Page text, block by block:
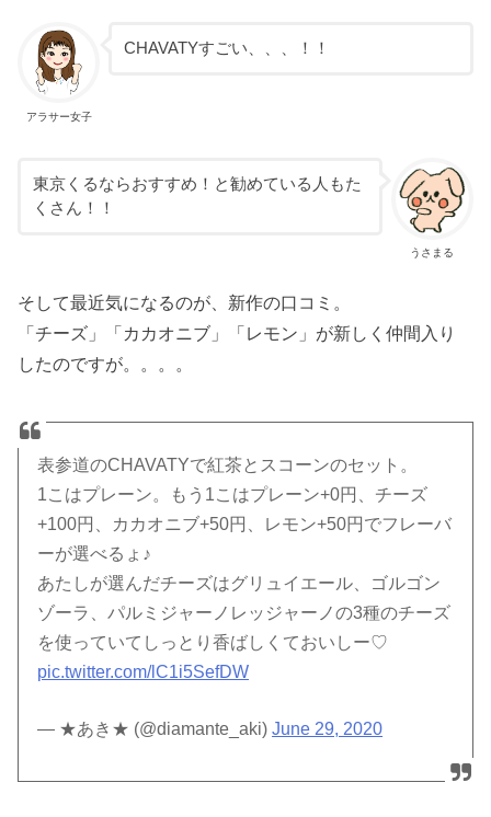
アラサー女子
CHAVATYすごい、、、！！
うさまる
東京くるならおすすめ！と勧めている人もた
くさん！！
そして最近気になるのが、新作の口コミ。
「チーズ」「カカオニブ」「レモン」が新しく仲間入り
したのですが。。。。
表参道のCHAVATYで紅茶とスコーンのセット。
1こはプレーン。もう1こはプレーン+0円、チーズ
+100円、カカオニブ+50円、レモン+50円でフレーバ
ーが選べるょ♪
あたしが選んだチーズはグリュイエール、ゴルゴン
ゾーラ、パルミジャーノレッジャーノの3種のチーズ
を使っていてしっとり香ばしくておいしー♡
pic.twitter.com/lC1i5SefDW
— ★あき★ (@diamante_aki)June 29, 2020